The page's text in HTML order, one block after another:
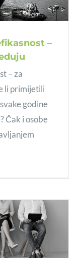
–
– za
li primijetili
godine
Čak i osobe